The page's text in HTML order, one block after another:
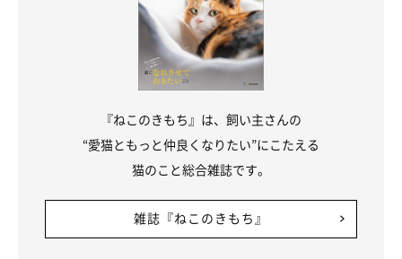
『ねこのきもち』は、飼い主さんの
“愛猫ともっと仲良くなりたい”にこたえる
猫のこと総合雑誌です。
雑誌『ねこのきもち』